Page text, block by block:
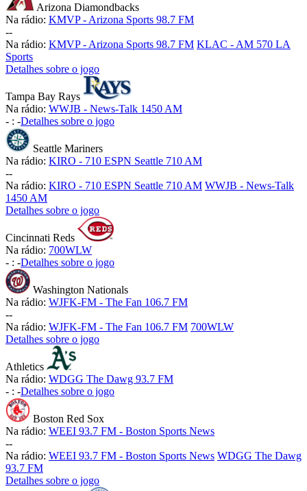
Arizona Diamondbacks
Na rádio: KMVP - Arizona Sports 98.7 FM
--
Na rádio: KMVP - Arizona Sports 98.7 FM KLAC - AM 570 LA
Sports
Detalhes sobre o jogo
Tampa Bay Rays
Na rádio: WWJB - News-Talk 1450 AM
- : -Detalhes sobre o jogo
Seattle Mariners
Na rádio: KIRO - 710 ESPN Seattle 710 AM
--
Na rádio: KIRO - 710 ESPN Seattle 710 AM WWJB - News-Talk
1450 AM
Detalhes sobre o jogo
Cincinnati Reds
Na rádio: 700WLW
- : -Detalhes sobre o jogo
Washington Nationals
Na rádio: WJFK-FM - The Fan 106.7 FM
--
Na rádio: WJFK-FM - The Fan 106.7 FM 700WLW
Detalhes sobre o jogo
Athletics
Na rádio: WDGG The Dawg 93.7 FM
- : -Detalhes sobre o jogo
Boston Red Sox
Na rádio: WEEI 93.7 FM - Boston Sports News
--
Na rádio: WEEI 93.7 FM - Boston Sports News WDGG The Dawg
93.7 FM
Detalhes sobre o jogo